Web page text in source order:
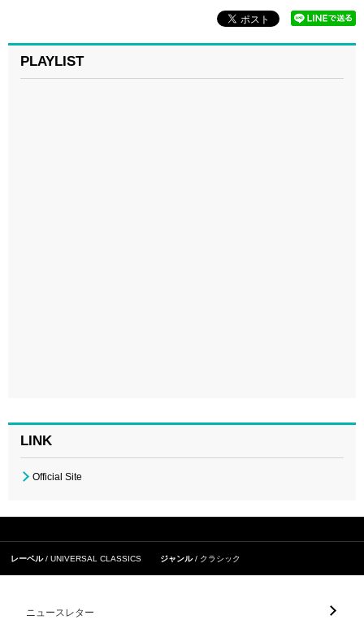
PLAYLIST
LINK
Official Site
レーベル UNIVERSAL CLASSICS ジャンル クラシック
ニュースレター